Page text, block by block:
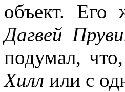
объект. Его
Дагвей
подумал,
Хилл или с